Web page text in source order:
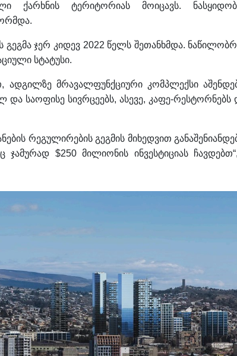
ქარხნის ტერიტორიას მოიცავს.
გეგმა ჯერ კიდევ 2022 წელს შეთანხმდა.
სტატუსი.
მრავალფუნქციური კომპლექსი
საოფისე სივრცეებს, ასევე, კაფე-რესტორნებს
რეგულირების გეგმის მიხედვით
ჯამურად $250 მილიონის ინვესტიციას